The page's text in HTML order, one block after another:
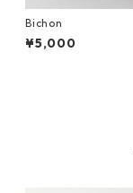
Bichon
¥5,000